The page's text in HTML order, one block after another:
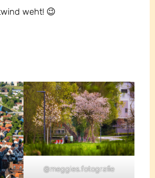
weht! 😉
@meggies.fotografie